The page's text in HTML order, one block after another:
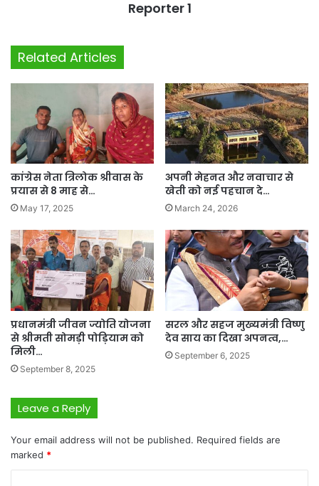
Reporter 1
Related Articles
कांग्रेस नेता त्रिलोक श्रीवास के
प्रयास से 8 माह से…
May 17, 2025
अपनी मेहनत और नवाचार से
खेती को नई पहचान दे…
March 24, 2026
प्रधानमंत्री जीवन ज्योति योजना
से श्रीमती सोमड़ी पोड़ियाम को
मिली…
September 8, 2025
सरल और सहज मुख्यमंत्री विष्णु
देव साय का दिखा अपनत्व,…
September 6, 2025
Leave a Reply
Your email address will not be published. Required fields are
marked *